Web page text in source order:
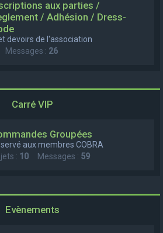
aux parties /
/ Adhésion / Dress-
devoirs de l'association
Messages : 26
Carré VIP
Groupées
aux membres COBRA
: 10 Messages : 59
Evènements